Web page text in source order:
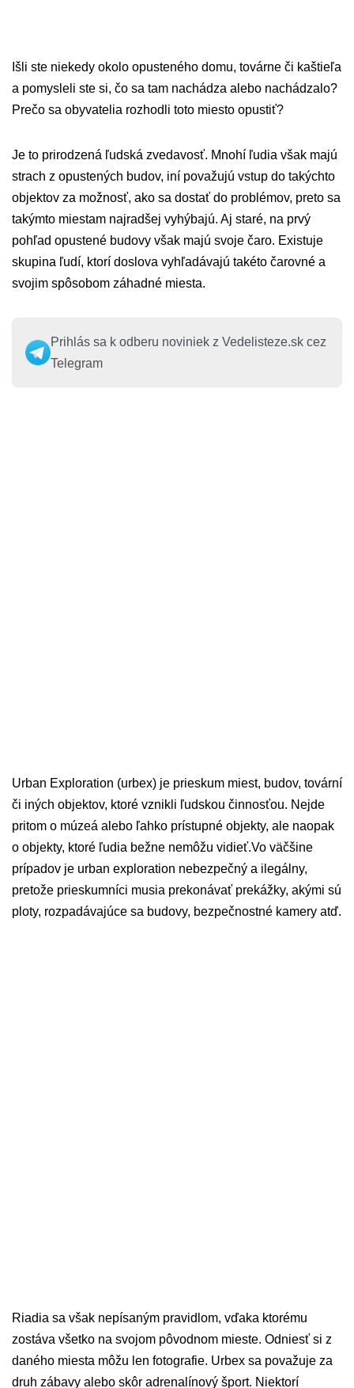
Išli ste niekedy okolo opusteného domu, továrne či kaštieľa
a pomysleli ste si, čo sa tam nachádza alebo nachádzalo?
Prečo sa obyvatelia rozhodli toto miesto opustiť?
Je to prirodzená ľudská zvedavosť. Mnohí ľudia však majú
strach z opustených budov, iní považujú vstup do takýchto
objektov za možnosť, ako sa dostať do problémov, preto sa
takýmto miestam najradšej vyhýbajú. Aj staré, na prvý
pohľad opustené budovy však majú svoje čaro. Existuje
skupina ľudí, ktorí doslova vyhľadávajú takéto čarovné a
svojim spôsobom záhadné miesta.
Prihlás sa k odberu noviniek z Vedelisteze.sk cez
Telegram
Urban Exploration (urbex) je prieskum miest, budov, tovární
či iných objektov, ktoré vznikli ľudskou činnosťou. Nejde
pritom o múzeá alebo ľahko prístupné objekty, ale naopak
o objekty, ktoré ľudia bežne nemôžu vidieť.Vo väčšine
prípadov je urban exploration nebezpečný a ilegálny,
pretože prieskumníci musia prekonávať prekážky, akými sú
ploty, rozpadávajúce sa budovy, bezpečnostné kamery atď.
Riadia sa však nepísaným pravidlom, vďaka ktorému
zostáva všetko na svojom pôvodnom mieste. Odniesť si z
daného miesta môžu len fotografie. Urbex sa považuje za
druh zábavy alebo skôr adrenalínový šport. Niektorí